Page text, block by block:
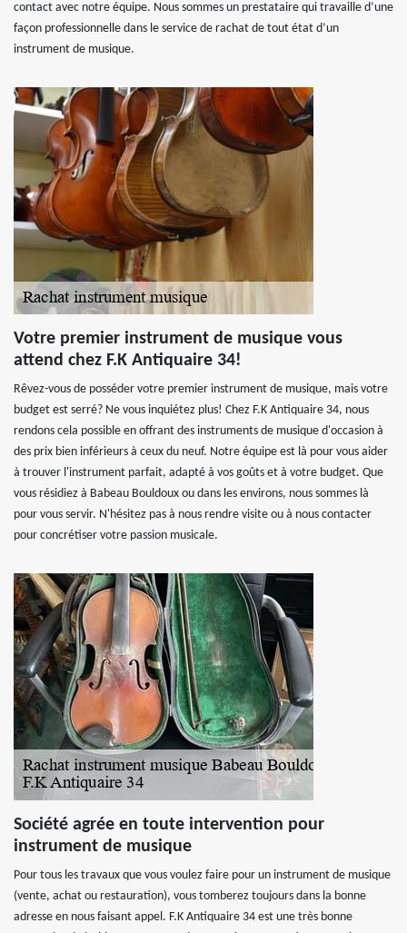
contact avec notre équipe. Nous sommes un prestataire qui travaille d’une
façon professionnelle dans le service de rachat de tout état d’un
instrument de musique.
Votre premier instrument de musique vous
attend chez F.K Antiquaire 34!
Rêvez-vous de posséder votre premier instrument de musique, mais votre
budget est serré? Ne vous inquiétez plus! Chez F.K Antiquaire 34, nous
rendons cela possible en offrant des instruments de musique d'occasion à
des prix bien inférieurs à ceux du neuf. Notre équipe est là pour vous aider
à trouver l'instrument parfait, adapté à vos goûts et à votre budget. Que
vous résidiez à Babeau Bouldoux ou dans les environs, nous sommes là
pour vous servir. N'hésitez pas à nous rendre visite ou à nous contacter
pour concrétiser votre passion musicale.
Société agrée en toute intervention pour
instrument de musique
Pour tous les travaux que vous voulez faire pour un instrument de musique
(vente, achat ou restauration), vous tomberez toujours dans la bonne
adresse en nous faisant appel. F.K Antiquaire 34 est une très bonne